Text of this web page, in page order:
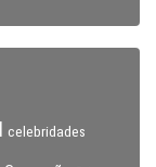
celebridades